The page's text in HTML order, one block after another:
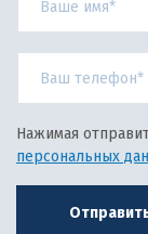
Нажимая
персональных